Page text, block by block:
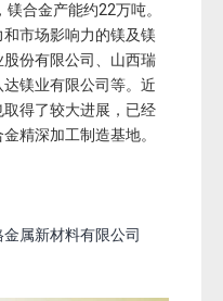
合金产能约22万吨。
市场影响力的镁及镁
份有限公司、山西瑞
镁业有限公司等。近
得了较大进展，已经
精深加工制造基地。
金属新材料有限公司